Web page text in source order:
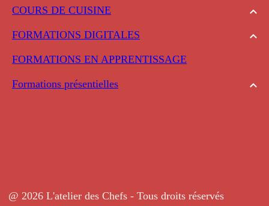
COURS DE CUISINE
FORMATIONS DIGITALES
FORMATIONS EN APPRENTISSAGE
Formations présentielles
@ 2026 L'atelier des Chefs - Tous droits réservés